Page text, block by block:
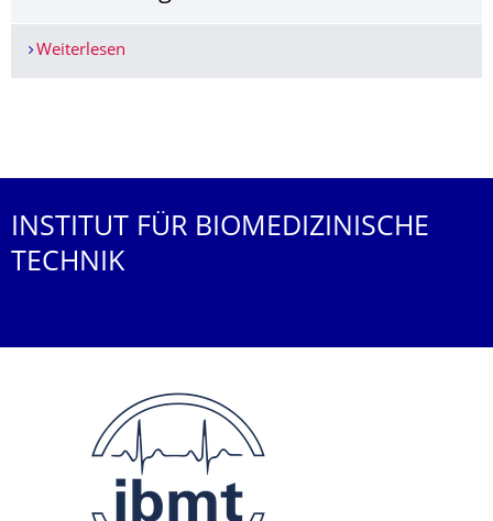
Weiterlesen
INSTITUT FÜR BIOMEDIZINISCHE
TECHNIK